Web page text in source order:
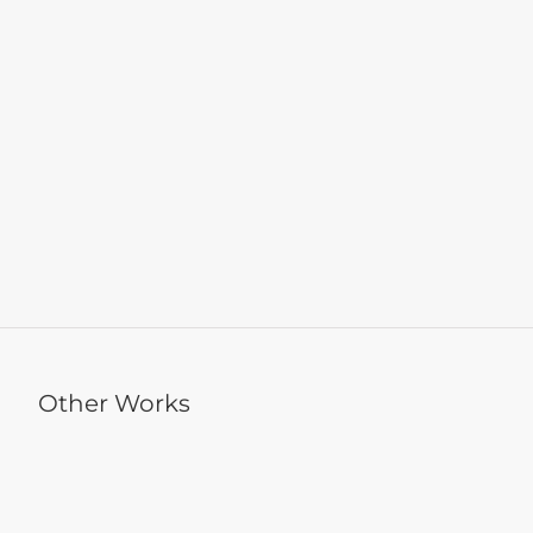
Other Works